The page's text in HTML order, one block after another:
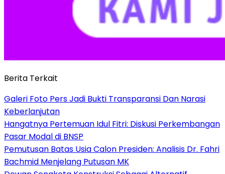
Berita Terkait
Galeri Foto Pers Jadi Bukti Transparansi Dan Narasi
Keberlanjutan
Hangatnya Pertemuan Idul Fitri: Diskusi Perkembangan
Pasar Modal di BNSP
Pemutusan Batas Usia Calon Presiden: Analisis Dr. Fahri
Bachmid Menjelang Putusan MK